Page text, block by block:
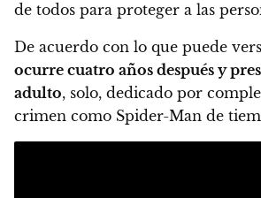
de todos para proteger a las
De acuerdo con lo que puede
ocurre cuatro años después y
adulto, solo, dedicado por
crimen como Spider-Man de